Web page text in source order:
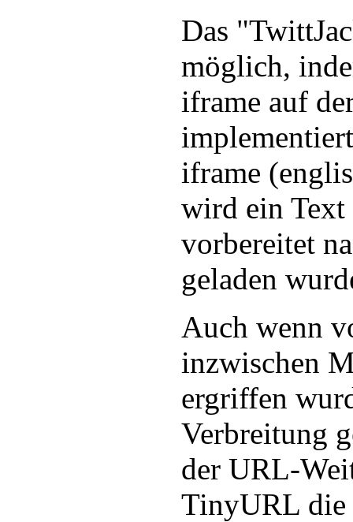
Das
möglich,
iframe auf
iframe
wird ein Text
vorbereitet
geladen
Auch wenn
inzwischen
ergriffen
Verbreitung
der URL-
TinyURL die